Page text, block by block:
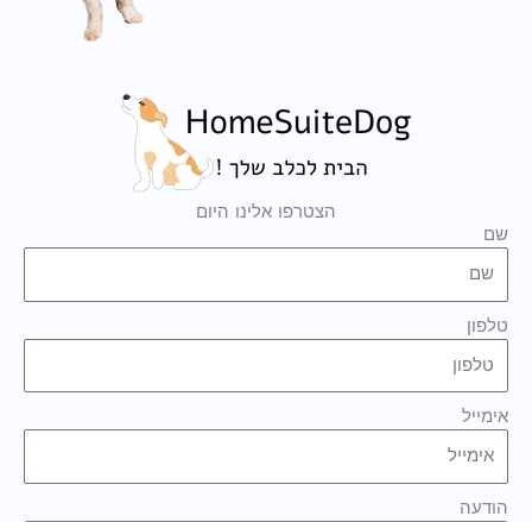
הצטרפו אלינו היום
שם
טלפון
אימייל
הודעה